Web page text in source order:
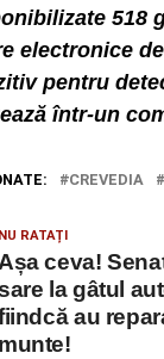
518
electronice
pentru
într-un
CREVEDIA
NU RATAȚI
ceva!
la gâtul
au
munte!